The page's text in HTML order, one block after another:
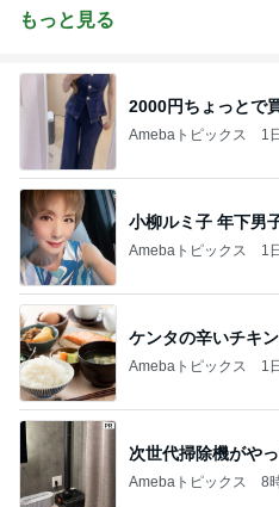
もっと見る
2000円ちょっとで
Amebaトピックス 1
小柳ルミ子 年下男
Amebaトピックス 1
ケンタの辛いチキ
Amebaトピックス 1
次世代掃除機がや
Amebaトピックス 8